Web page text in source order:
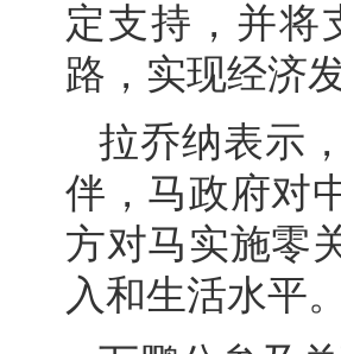
定支持，并将
路，实现经济
拉乔纳表示
伴，马政府对
方对马实施零
入和生活水平